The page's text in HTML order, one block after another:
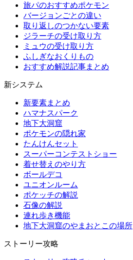
旅パのおすすめポケモン
バージョンごとの違い
取り返しのつかない要素
ジラーチの受け取り方
ミュウの受け取り方
ふしぎなおくりもの
おすすめ解説記事まとめ
新システム
新要素まとめ
ハマナスパーク
地下大洞窟
ポケモンの隠れ家
たんけんセット
スーパーコンテストショー
着せ替えのやり方
ボールデコ
ユニオンルーム
ポケッチの解説
石像の解説
連れ歩き機能
地下大洞窟のやまおとこの場所
ストーリー攻略